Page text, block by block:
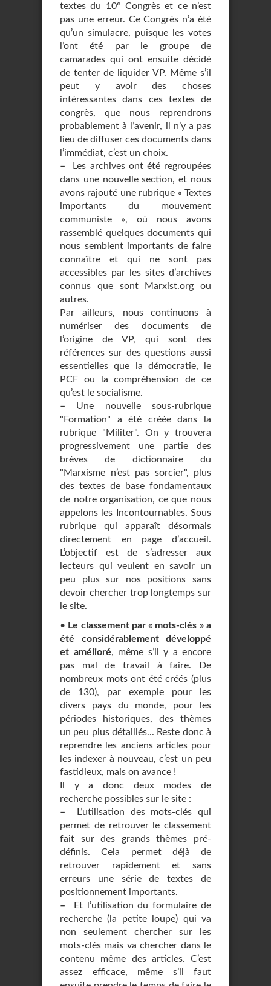
textes du 10° Congrès et ce n’est
pas une erreur. Ce Congrès n’a été
qu’un simulacre, puisque les votes
l’ont été par le groupe de
camarades qui ont ensuite décidé
de tenter de liquider VP. Même s’il
peut y avoir des choses
intéressantes dans ces textes de
congrès, que nous reprendrons
probablement à l’avenir, il n’y a pas
lieu de diffuser ces documents dans
l’immédiat, c’est un choix.
– Les archives ont été regroupées
dans une nouvelle section, et nous
avons rajouté une rubrique « Textes
importants du mouvement
communiste », où nous avons
rassemblé quelques documents qui
nous semblent importants de faire
connaître et qui ne sont pas
accessibles par les sites d’archives
connus que sont Marxist.org ou
autres.
Par ailleurs, nous continuons à
numériser des documents de
l’origine de VP, qui sont des
références sur des questions aussi
essentielles que la démocratie, le
PCF ou la compréhension de ce
qu’est le socialisme.
– Une nouvelle sous-rubrique
"Formation" a été créée dans la
rubrique "Militer". On y trouvera
progressivement une partie des
brèves de dictionnaire du
"Marxisme n’est pas sorcier", plus
des textes de base fondamentaux
de notre organisation, ce que nous
appelons les Incontournables. Sous
rubrique qui apparaît désormais
directement en page d’accueil.
L’objectif est de s’adresser aux
lecteurs qui veulent en savoir un
peu plus sur nos positions sans
devoir chercher trop longtemps sur
le site.
• Le classement par « mots-clés » a
été considérablement développé
et amélioré, même s’il y a encore
pas mal de travail à faire. De
nombreux mots ont été créés (plus
de 130), par exemple pour les
divers pays du monde, pour les
périodes historiques, des thèmes
un peu plus détaillés... Reste donc à
reprendre les anciens articles pour
les indexer à nouveau, c’est un peu
fastidieux, mais on avance !
Il y a donc deux modes de
recherche possibles sur le site :
– L’utilisation des mots-clés qui
permet de retrouver le classement
fait sur des grands thèmes pré-
définis. Cela permet déjà de
retrouver rapidement et sans
erreurs une série de textes de
positionnement importants.
– Et l’utilisation du formulaire de
recherche (la petite loupe) qui va
non seulement chercher sur les
mots-clés mais va chercher dans le
contenu même des articles. C’est
assez efficace, même s’il faut